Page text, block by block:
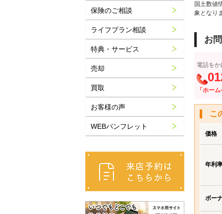
国土数値
象となり
お
電話を
「ホー
こ
価格
年利
ボー
保険のご相談
ライフプラン相談
特典・サービス
売却
買取
お客様の声
WEBパンフレット